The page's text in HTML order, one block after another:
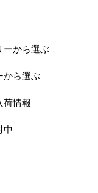
ーから選ぶ
から選ぶ
荷情報
中